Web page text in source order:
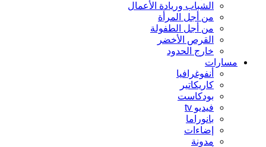
الشباب وريادة الأعمال
من أجل المرأة
من أجل الطفولة
القرص الأخضر
خارج الحدود
مسارات
أنفوغرافيا
كاريكاتير
بودكاست
فيديو tv
بانوراما
إضاءات
مدونة